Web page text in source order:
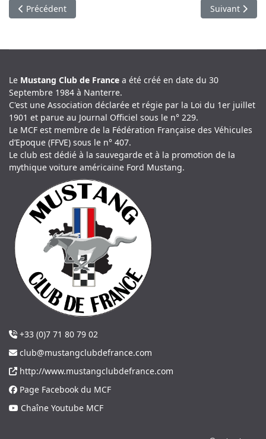
Article précédent : Une rencontre insolite autour de la
Précédent Article
Suivant
Le Mustang Club de France a été créé en date du 30
Septembre 1984 à Nanterre.
C'est une Association déclarée et régie par la Loi du 1er juillet
1901 et parue au Journal Officiel sous le n° 229.
Le MCF est membre de la Fédération Française des Véhicules
d’Epoque (FFVE) sous le n° 407.
Le club est dédié à la sauvegarde et à la promotion de la
mythique voiture américaine Ford Mustang.
+33 (0)7 71 80 79 02
club@mustangclubdefrance.com
http://www.mustangclubdefrance.com
Page Facebook du MCF
Chaîne Youtube MCF